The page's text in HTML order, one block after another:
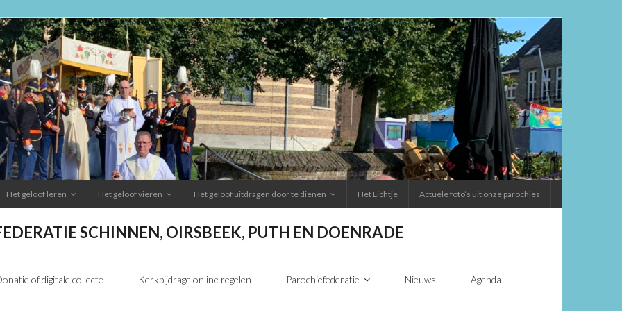
Het geloof leren Het geloof vieren Het geloof uitdragen door te dienen Het Lichtje Actuele foto’s uit onze parochies
SCHINNEN, OIRSBEEK, PUTH EN DOENRADE
of digitale collecte Kerkbijdrage online regelen Parochiefederatie Nieuws Agenda